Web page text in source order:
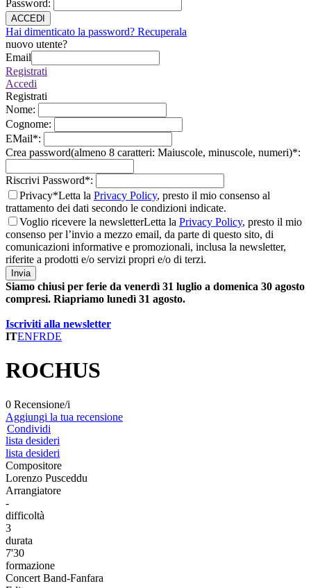
Password:
ACCEDI
Hai dimenticato la password? Recuperala
nuovo utente?
Email
Registrati
Accedi
Registrati
Nome:
Cognome:
EMail*:
Crea password(almeno 8 caratteri: Maiuscole, minuscole, numeri)*:
Riscrivi Password*:
Privacy*Letta la Privacy Policy, presto il mio consenso al
trattamento dei dati secondo le condizioni indicate.
Voglio ricevere la newsletterLetta la Privacy Policy, presto il mio
consenso per l’invio a mezzo email, da parte di questo sito, di
comunicazioni informative e promozionali, inclusa la newsletter,
riferite a prodotti e/o servizi propri e/o di terzi.
Invia
Siamo chiusi per ferie da venerdì 31 luglio a domenica 30 agosto
compresi. Riapriamo lunedì 31 agosto.
Iscriviti alla newsletter
ITENFRDE
ROCHUS
0 Recensione/i
Aggiungi la tua recensione
Condividi
lista desideri
lista desideri
Compositore
Lorenzo Pusceddu
Arrangiatore
-
difficoltà
3
durata
7'30
formazione
Concert Band-Fanfara